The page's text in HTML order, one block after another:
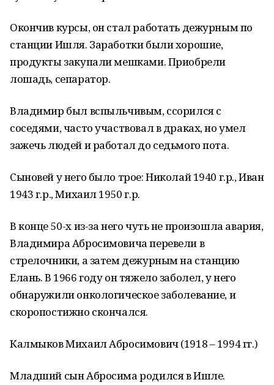
Окончив курсы, он стал работать дежурным по
станции Ишля. Заработки были хорошие,
продукты закупали мешками. Приобрели
лошадь, сепаратор.
Владимир был вспыльчивым, ссорился с
соседями, часто участвовал в драках, но умел
зажечь людей и работал до седьмого пота.
Сыновей у него было трое: Николай 1940 г.р., Иван
1943 г.р., Михаил 1950 г.р.
В конце 50-х из-за него чуть не произошла авария,
Владимира Абросимовича перевели в
стрелочники, а затем дежурным на станцию
Елань. В 1966 году он тяжело заболел, у него
обнаружили онкологическое заболевание, и
скоропостижно скончался.
Калмыков Михаил Абросимович (1918 – 1994 гг.)
Младший сын Абросима родился в Ишле.